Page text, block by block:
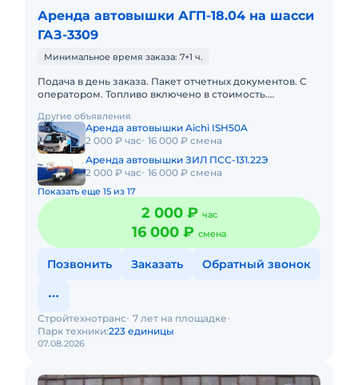
Аренда автовышки АГП-18.04 на шасси
ГАЗ-3309
Минимальное время заказа: 7+1 ч.
Подача в день заказа. Пакет отчетных документов. С
оператором. Топливо включено в стоимость.
с малой наработк
Другие объявления
Аренда автовышки Aichi ISH50A
2 000 ₽ час 16 000 ₽ смена
Аренда автовышки ЗИЛ ПСС-131.22Э
2 000 ₽ час 16 000 ₽ смена
Показать еще 15 из 17
2 000 ₽ час
16 000 ₽ смена
Позвонить Заказать Обратный звонок
07.08.2026
Стройтехнотранс 7 лет на площадке
Парк техники:223 единицы